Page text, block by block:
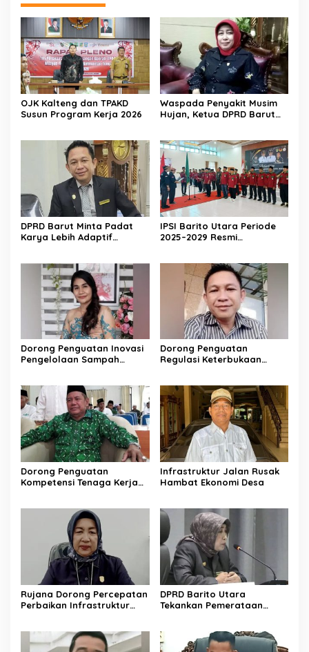
OJK Kalteng dan TPAKD
Susun Program Kerja 2026
Waspada Penyakit Musim
Hujan, Ketua DPRD Barut
DPRD Barut Minta Padat
Karya Lebih Adaptif
IPSI Barito Utara Periode
2025–2029 Resmi
Dorong Penguatan Inovasi
Pengelolaan Sampah
Dorong Penguatan
Regulasi Keterbukaan
Dorong Penguatan
Kompetensi Tenaga Kerja
Infrastruktur Jalan Rusak
Hambat Ekonomi Desa
Rujana Dorong Percepatan
Perbaikan Infrastruktur
DPRD Barito Utara
Tekankan Pemerataan